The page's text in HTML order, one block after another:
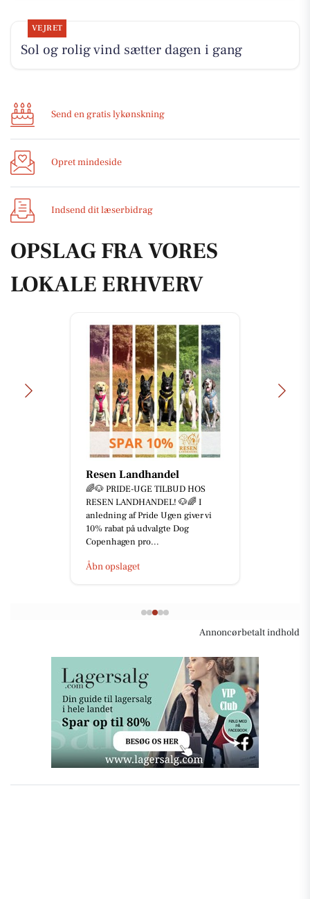
VEJRET
Sol og rolig vind sætter dagen i gang
Send en gratis lykønskning
Opret mindeside
Indsend dit læserbidrag
OPSLAG FRA VORES
LOKALE ERHVERV
Resen Landhandel
🌈🐶 PRIDE-UGE TILBUD HOS
RESEN LANDHANDEL! 🐶🌈 I
anledning af Pride Ugen giver vi
10% rabat på udvalgte Dog
Copenhagen pro...
Åbn opslaget
Annoncørbetalt indhold